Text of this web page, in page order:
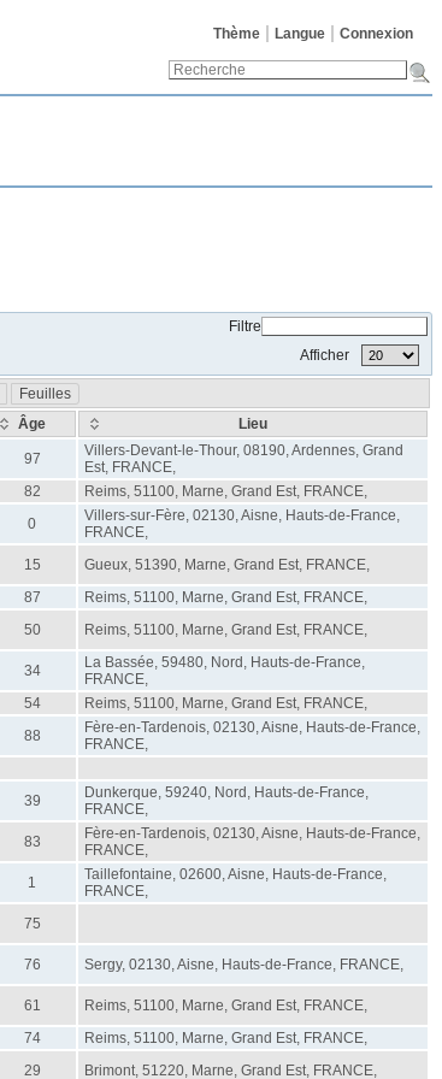
Thème Langue Connexion
Filtre
Afficher
Feuilles
Âge Lieu
97
Villers-Devant-le-Thour, 08190, Ardennes, Grand
Est, FRANCE,
82
Reims, 51100, Marne, Grand Est, FRANCE,
0
Villers-sur-Fère, 02130, Aisne, Hauts-de-France,
FRANCE,
15
Gueux, 51390, Marne, Grand Est, FRANCE,
87
Reims, 51100, Marne, Grand Est, FRANCE,
50 Reims, 51100, Marne, Grand Est, FRANCE,
34
La Bassée, 59480, Nord, Hauts-de-France,
FRANCE,
54
Reims, 51100, Marne, Grand Est, FRANCE,
88
Fère-en-Tardenois, 02130, Aisne, Hauts-de-France,
FRANCE,
39
Dunkerque, 59240, Nord, Hauts-de-France,
FRANCE,
83
Fère-en-Tardenois, 02130, Aisne, Hauts-de-France,
FRANCE,
1
Taillefontaine, 02600, Aisne, Hauts-de-France,
FRANCE,
75
76 Sergy, 02130, Aisne, Hauts-de-France, FRANCE,
61
Reims, 51100, Marne, Grand Est, FRANCE,
74
Reims, 51100, Marne, Grand Est, FRANCE,
29 Brimont, 51220, Marne, Grand Est, FRANCE,